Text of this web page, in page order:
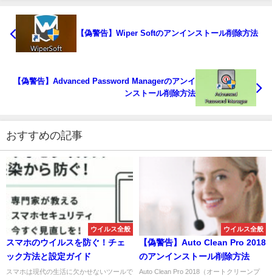
【偽警告】Wiper Softのアンインストール削除方法
【偽警告】Advanced Password Managerのアンイ
ンストール削除方法
おすすめの記事
ウイルス全般
スマホのウイルスを防ぐ！チェ
ック方法と設定ガイド
スマホは現代の生活に欠かせないツールで
ウイルス全般
【偽警告】Auto Clean Pro 2018
のアンインストール削除方法
Auto Clean Pro 2018（オートクリーンプ